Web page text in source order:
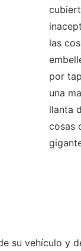
las
por
una
llanta
cosas
su vehículo y